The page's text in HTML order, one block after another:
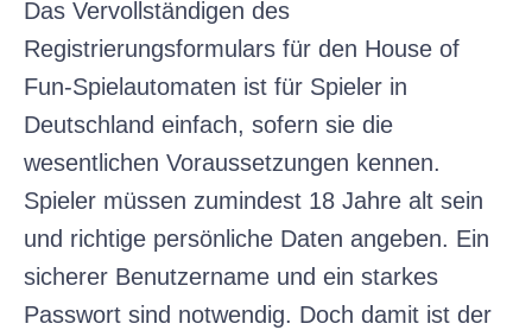
Das Vervollständigen des
Registrierungsformulars für den House of
Fun-Spielautomaten ist für Spieler in
Deutschland einfach, sofern sie die
wesentlichen Voraussetzungen kennen.
Spieler müssen zumindest 18 Jahre alt sein
und richtige persönliche Daten angeben. Ein
sicherer Benutzername und ein starkes
Passwort sind notwendig. Doch damit ist der